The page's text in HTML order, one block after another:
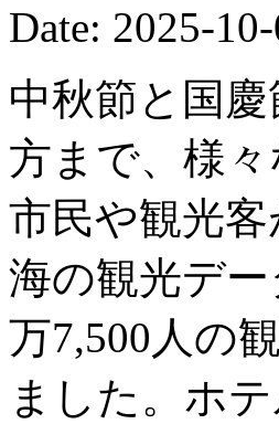
Date: 2025-
中秋節と国
方まで、様
市民や観光
海の観光デ
万7,500人の
ました。ホ